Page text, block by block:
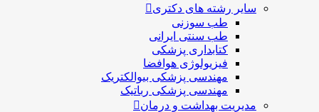
سایر رشته های دکتری
طب سوزنی
طب سنتی ایرانی
کتابداری پزشکی
فیزیولوژی هوافضا
مهندسی پزشکی بیوالکتریک
مهندسی پزشکی رباتیک
مدیریت بهداشت و درمان